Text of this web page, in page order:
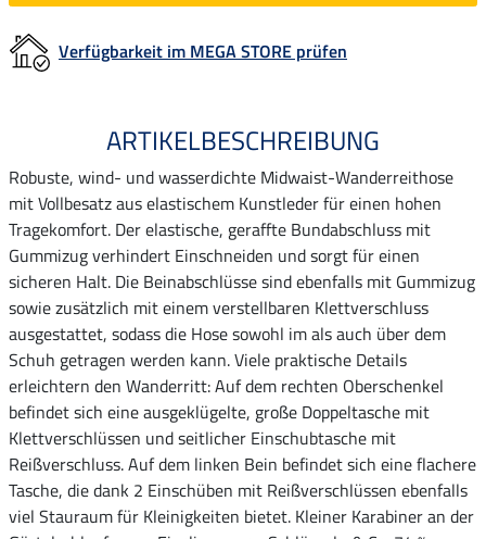
Verfügbarkeit im MEGA STORE prüfen
ARTIKELBESCHREIBUNG
Robuste, wind- und wasserdichte Midwaist-Wanderreithose
mit Vollbesatz aus elastischem Kunstleder für einen hohen
Tragekomfort. Der elastische, geraffte Bundabschluss mit
Gummizug verhindert Einschneiden und sorgt für einen
sicheren Halt. Die Beinabschlüsse sind ebenfalls mit Gummizug
sowie zusätzlich mit einem verstellbaren Klettverschluss
ausgestattet, sodass die Hose sowohl im als auch über dem
Schuh getragen werden kann. Viele praktische Details
erleichtern den Wanderritt: Auf dem rechten Oberschenkel
befindet sich eine ausgeklügelte, große Doppeltasche mit
Klettverschlüssen und seitlicher Einschubtasche mit
Reißverschluss. Auf dem linken Bein befindet sich eine flachere
Tasche, die dank 2 Einschüben mit Reißverschlüssen ebenfalls
viel Stauraum für Kleinigkeiten bietet. Kleiner Karabiner an der